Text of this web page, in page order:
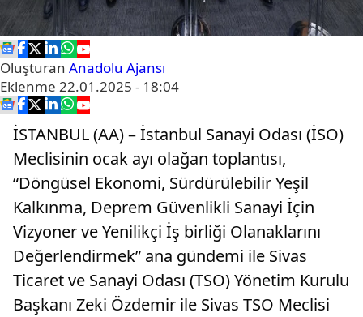
Oluşturan Anadolu Ajansı
Eklenme 22.01.2025 - 18:04
İSTANBUL (AA) – İstanbul Sanayi Odası (İSO)
Meclisinin ocak ayı olağan toplantısı,
“Döngüsel Ekonomi, Sürdürülebilir Yeşil
Kalkınma, Deprem Güvenlikli Sanayi İçin
Vizyoner ve Yenilikçi İş birliği Olanaklarını
Değerlendirmek” ana gündemi ile Sivas
Ticaret ve Sanayi Odası (TSO) Yönetim Kurulu
Başkanı Zeki Özdemir ile Sivas TSO Meclisi